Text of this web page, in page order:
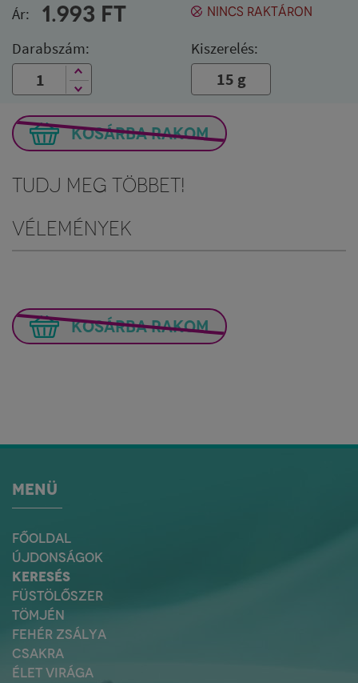
NINCS RAKTÁRON
Ár: 1.993 FT
Darabszám: Kiszerelés:
15 g
KOSÁRBA RAKOM
Tudj meg többet!
Vélemények
KOSÁRBA RAKOM
MENÜ
FŐOLDAL
ÚJDONSÁGOK
KERESÉS
FÜSTÖLŐSZER
TÖMJÉN
FEHÉR ZSÁLYA
CSAKRA
ÉLET VIRÁGA